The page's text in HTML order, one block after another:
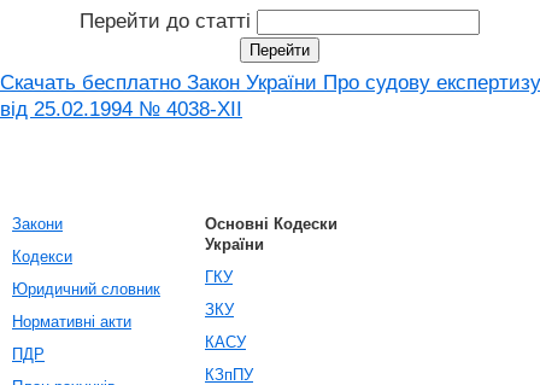
Перейти до статті
Скачать бесплатно Закон України Про судову експертизу
від 25.02.1994 № 4038-XII
Закони
Кодекси
Юридичний словник
Нормативні акти
ПДР
Основні Кодески
України
ГКУ
ЗКУ
КАСУ
КЗпПУ